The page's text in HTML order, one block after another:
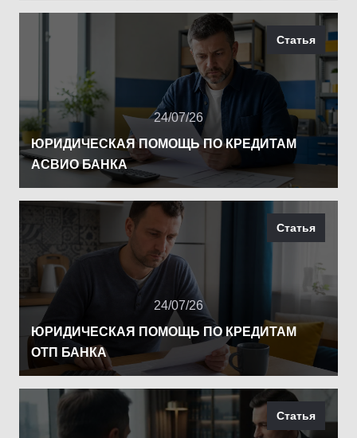
Статья
24/07/26
ЮРИДИЧЕСКАЯ ПОМОЩЬ ПО КРЕДИТАМ
АСВИО БАНКА
Статья
24/07/26
ЮРИДИЧЕСКАЯ ПОМОЩЬ ПО КРЕДИТАМ
ОТП БАНКА
Статья